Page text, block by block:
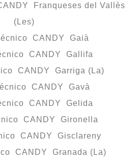
Franqueses del Vallès
(Les)
CANDY Gaià
CANDY Gallifa
CANDY Garriga (La)
CANDY Gavà
CANDY Gelida
CANDY Gironella
CANDY Gisclareny
CANDY Granada (La)